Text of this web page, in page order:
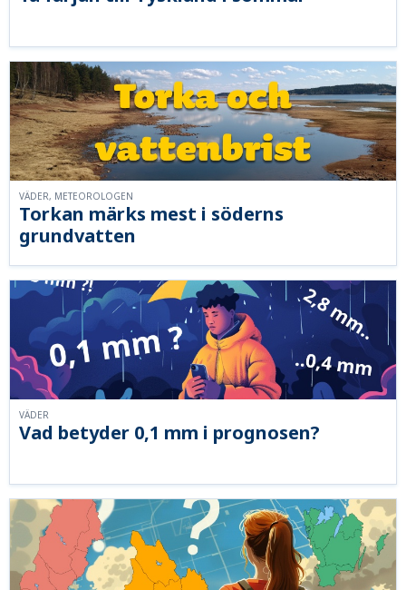
Torkan märks mest i söderns
grundvatten
VÄDER, METEOROLOGEN
Vad betyder 0,1 mm i prognosen?
VÄDER